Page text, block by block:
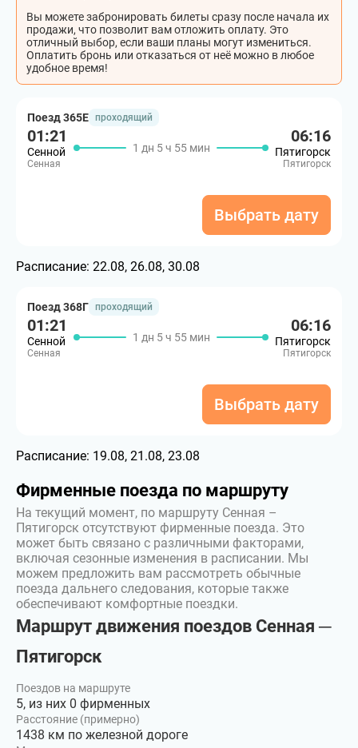
Вы можете забронировать билеты сразу после начала их
продажи, что позволит вам отложить оплату. Это
отличный выбор, если ваши планы могут измениться.
Оплатить бронь или отказаться от неё можно в любое
удобное время!
Поезд 365Е проходящий
01:21
Сенной
Сенная
1 дн 5 ч 55 мин
06:16
Пятигорск
Пятигорск
Выбрать дату
Расписание: 22.08, 26.08, 30.08
Поезд 368Г проходящий
01:21
Сенной
Сенная
1 дн 5 ч 55 мин
06:16
Пятигорск
Пятигорск
Выбрать дату
Расписание: 19.08, 21.08, 23.08
Фирменные поезда по маршруту
На текущий момент, по маршруту Сенная –
Пятигорск отсутствуют фирменные поезда. Это
может быть связано с различными факторами,
включая сезонные изменения в расписании. Мы
можем предложить вам рассмотреть обычные
поезда дальнего следования, которые также
обеспечивают комфортные поездки.
Маршрут движения поездов Сенная ─
Пятигорск
Поездов на маршруте
5, из них 0 фирменных
Расстояние (примерно)
1438 км по железной дороге